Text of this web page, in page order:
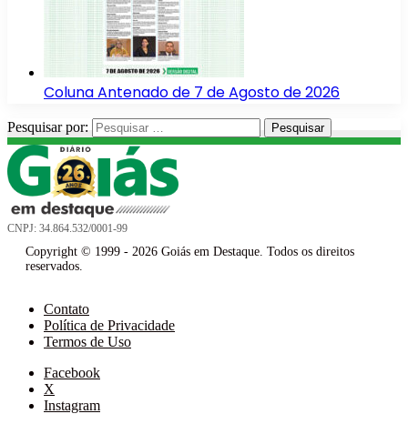
Coluna Antenado de 7 de Agosto de 2026
Pesquisar por:
CNPJ: 34.864.532/0001-99
Copyright © 1999 - 2026 Goiás em Destaque. Todos os direitos
reservados.
Contato
Política de Privacidade
Termos de Uso
Facebook
X
Instagram